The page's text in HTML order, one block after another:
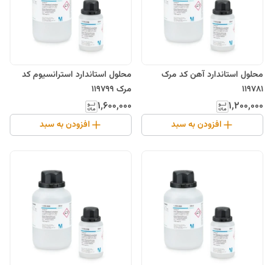
محلول استاندارد آهن کد مرک
119781
۱٬۲۰۰٬۰۰۰
افزودن به سبد
محلول استاندارد استرانسیوم کد
مرک 119799
۱٬۶۰۰٬۰۰۰
افزودن به سبد